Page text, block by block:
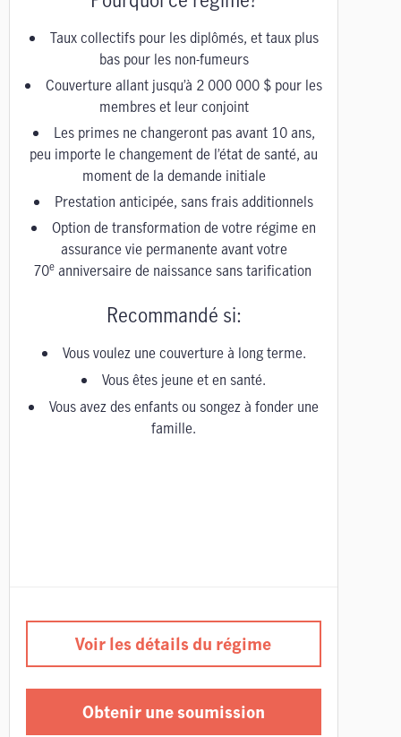
Taux collectifs pour les diplômés, et taux plus
bas pour les non-fumeurs
Couverture allant jusqu’à 2 000 000 $ pour les
membres et leur conjoint
Les primes ne changeront pas avant 10 ans,
peu importe le changement de l’état de santé, au
moment de la demande initiale
Prestation anticipée, sans frais additionnels
Option de transformation de votre régime en
assurance vie permanente avant votre
70eanniversaire de naissance sans tarification
Recommandé si:
Vous voulez une couverture à long terme.
Vous êtes jeune et en santé.
Vous avez des enfants ou songez à fonder une
famille.
Voir les détails du régime
Obtenir une soumission